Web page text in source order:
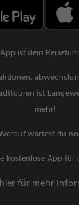
ist dein
ist
mehr!
wartest du
kostenlose App für
für mehr